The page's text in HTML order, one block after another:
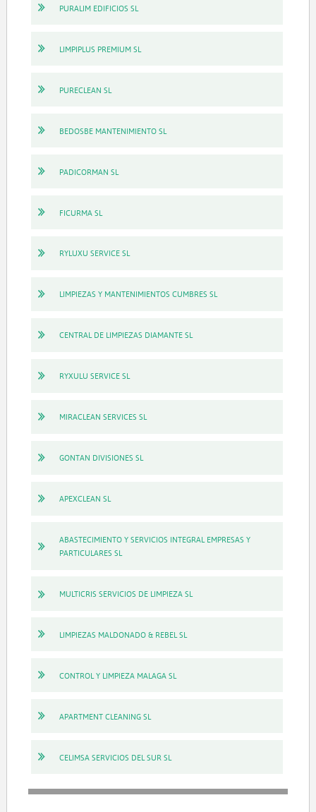
PURALIM EDIFICIOS SL
LIMPIPLUS PREMIUM SL
PURECLEAN SL
BEDOSBE MANTENIMIENTO SL
PADICORMAN SL
FICURMA SL
RYLUXU SERVICE SL
LIMPIEZAS Y MANTENIMIENTOS CUMBRES SL
CENTRAL DE LIMPIEZAS DIAMANTE SL
RYXULU SERVICE SL
MIRACLEAN SERVICES SL
GONTAN DIVISIONES SL
APEXCLEAN SL
ABASTECIMIENTO Y SERVICIOS INTEGRAL EMPRESAS Y
PARTICULARES SL
MULTICRIS SERVICIOS DE LIMPIEZA SL
LIMPIEZAS MALDONADO & REBEL SL
CONTROL Y LIMPIEZA MALAGA SL
APARTMENT CLEANING SL
CELIMSA SERVICIOS DEL SUR SL